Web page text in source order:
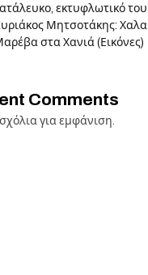
εκτυφλωτικό
Μητσοτάκης:
στα Χανιά (Εικόνες)
Comments
για εμφάνιση.